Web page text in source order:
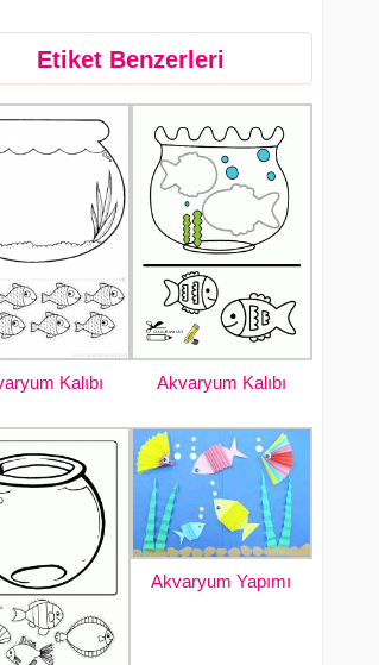
Etiket Benzerleri
Kalıbı Akvaryum Kalıbı
Akvaryum Yapımı